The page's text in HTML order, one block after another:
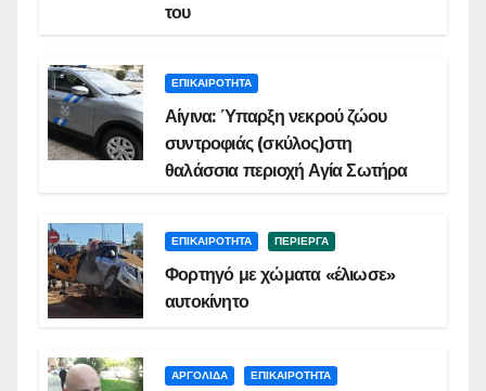
του
ΕΠΙΚΑΙΡΟΤΗΤΑ
Αίγινα: Ύπαρξη νεκρού ζώου
συντροφιάς (σκύλος)στη
θαλάσσια περιοχή Αγία Σωτήρα
ΕΠΙΚΑΙΡΟΤΗΤΑ ΠΕΡΙΕΡΓΑ
Φορτηγό με χώματα «έλιωσε»
αυτοκίνητο
ΑΡΓΟΛΙΔΑ ΕΠΙΚΑΙΡΟΤΗΤΑ